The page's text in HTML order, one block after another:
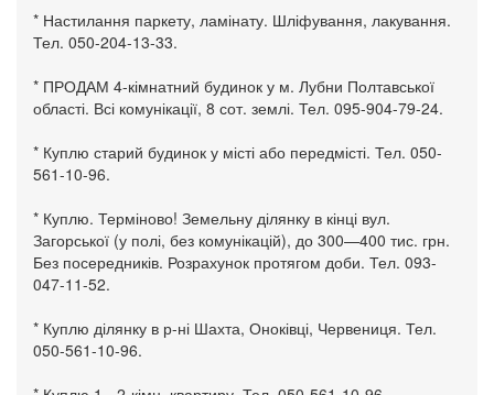
* Настилання паркету, ламінату. Шліфування, лакування.
Тел. 050-204-13-33.
* ПРОДАМ 4-кімнатний будинок у м. Лубни Полтавської
області. Всі комунікації, 8 сот. землі. Тел. 095-904-79-24.
* Куплю старий будинок у місті або передмісті. Тел. 050-
561-10-96.
* Куплю. Терміново! Земельну ділянку в кінці вул.
Загорської (у полі, без комунікацій), до 300—400 тис. грн.
Без посередників. Розрахунок протягом доби. Тел. 093-
047-11-52.
* Куплю ділянку в р-ні Шахта, Оноківці, Червениця. Тел.
050-561-10-96.